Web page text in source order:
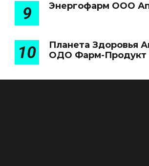
9 Энергофарм ООО
10
Планета Здоровья
ОДО Фарм-Продукт